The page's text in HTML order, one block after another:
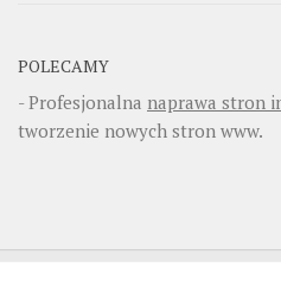
POLECAMY
- Profesjonalna naprawa stron
tworzenie nowych stron www.